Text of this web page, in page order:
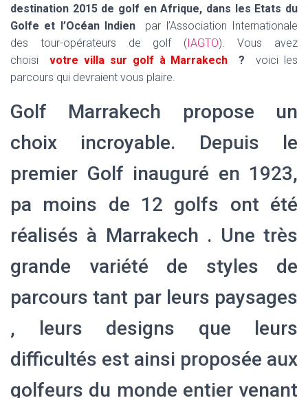
destination 2015 de golf en Afrique, dans les Etats du
Golfe et l’Océan Indienpar l’Association Internationale
des tour-opérateurs de golf (IAGTO). Vous avez
choisi
votre villa sur golf à Marrakech?
voici les
parcours qui devraient vous plaire.
Golf Marrakech propose un
choix incroyable. Depuis le
premier Golf inauguré en 1923,
pa moins de 12 golfs ont été
réalisés à Marrakech . Une très
grande variété de styles de
parcours tant par leurs paysages
, leurs designs que leurs
difficultés est ainsi proposée aux
golfeurs du monde entier venant